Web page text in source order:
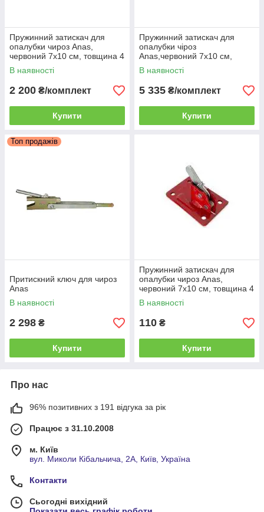
Пружинний затискач для
опалубки чироз Anas,
червоний 7х10 см, товщина 4
мм, 20 шт
В наявності
2 200 ₴/комплект
Купити
Пружинний затискач для
опалубки чіроз
Anas,червоний 7х10 см,
товщина 4 мм, 50 шт.
В наявності
5 335 ₴/комплект
Купити
Топ продажів
Притискний ключ для чироз
Anas
В наявності
2 298 ₴
Купити
Пружинний затискач для
опалубки чироз Anas,
червоний 7х10 см, товщина 4
мм, 1 шт
В наявності
110 ₴
Купити
Про нас
96% позитивних з 191 відгука за рік
Працює з 31.10.2008
м. Київ
вул. Миколи Кібальчича, 2А, Київ, Україна
Контакти
Сьогодні вихідний